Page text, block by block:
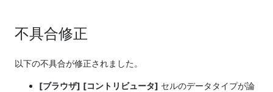
不具合修正
以下の不具合が修正されました。
[ブラウザ] [コントリビュータ] セルのデータタイプが論